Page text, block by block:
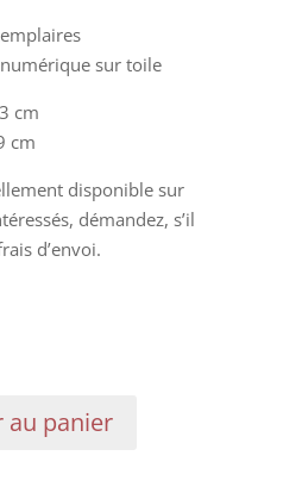
sur toile
cm
cm
disponible sur
démandez, s’il
d’envoi.
au panier